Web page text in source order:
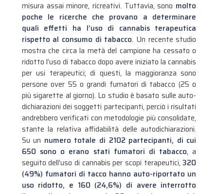
misura assai minore, ricreativi. Tuttavia, sono molto
poche le ricerche che provano a determinare
quali effetti ha l’uso di cannabis terapeutica
rispetto al consumo di tabacco. Un recente studio
mostra che circa la metà del campione ha cessato o
ridotto l’uso di tabacco dopo avere iniziato la cannabis
per usi terapeutici; di questi, la maggioranza sono
persone over 55 o grandi fumatori di tabacco (25 o
più sigarette al giorno). Lo studio è basato sulle auto-
dichiarazioni dei soggetti partecipanti, perciò i risultati
andrebbero verificati con metodologie più consolidate,
stante la relativa affidabilità delle autodichiarazioni.
Su un numero totale di 2102 partecipanti, di cui
650 sono o erano stati fumatori di tabacco, a
seguito dell’uso di cannabis per scopi terapeutici,320
(49%) fumatori di tacco hanno auto-riportato un
uso ridotto, e 160 (24,6%) di avere interrotto